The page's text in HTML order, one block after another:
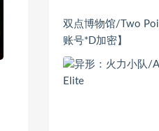
双点博物馆/Two
账号*D加密】